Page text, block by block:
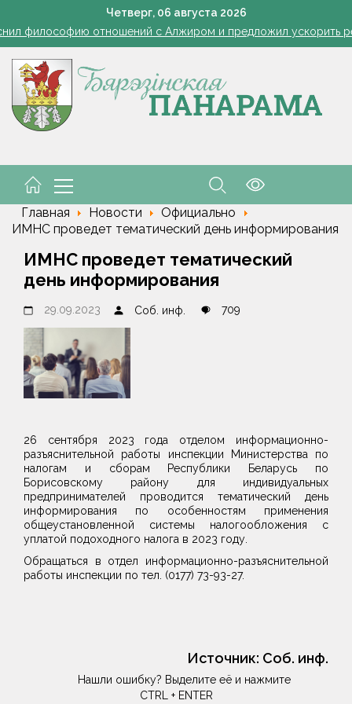
Четверг, 06 августа 2026
Ребенок провалился в канализационный колодец в
философию отношений с Алжиром и предложил ускорить
Семинар-совещание по охране труда профсоюза
Косить или не косить: когда обрезка ботвы картофеля
Ребенок провалился в канализационный колодец в
Главная Новости
Официально
ИМНС проведет тематический день информирования
ИМНС проведет тематический
день информирования
29.09.2023 Соб. инф. 709
26 сентября 2023 года отделом информационно-
разъяснительной работы инспекции Министерства по
налогам и сборам Республики Беларусь по
Борисовскому району для индивидуальных
предпринимателей проводится тематический день
информирования по особенностям применения
общеустановленной системы налогообложения с
уплатой подоходного налога в 2023 году.
Обращаться в отдел информационно-разъяснительной
работы инспекции по тел. (0177) 73-93-27.
Источник: Соб. инф.
Нашли ошибку? Выделите её и нажмите
CTRL + ENTER